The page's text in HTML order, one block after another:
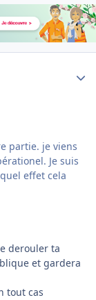
partie. je viens
Je suis
effet cela
derouler ta
et gardera
tout cas